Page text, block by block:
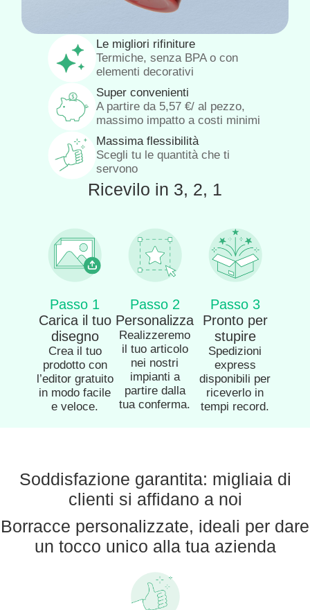
Le migliori rifiniture
Termiche, senza BPA o con
elementi decorativi
Super convenienti
A partire da 5,57 €/ al pezzo,
massimo impatto a costi minimi
Massima flessibilità
Scegli tu le quantità che ti
servono
Ricevilo in 3, 2, 1
Passo 1
Carica il tuo
disegno
Crea il tuo
prodotto con
l’editor gratuito
in modo facile
e veloce.
Passo 2
Personalizza
Realizzeremo
il tuo articolo
nei nostri
impianti a
partire dalla
tua conferma.
Passo 3
Pronto per
stupire
Spedizioni
express
disponibili per
riceverlo in
tempi record.
Soddisfazione garantita: migliaia di
clienti si affidano a noi
Borracce personalizzate, ideali per dare
un tocco unico alla tua azienda